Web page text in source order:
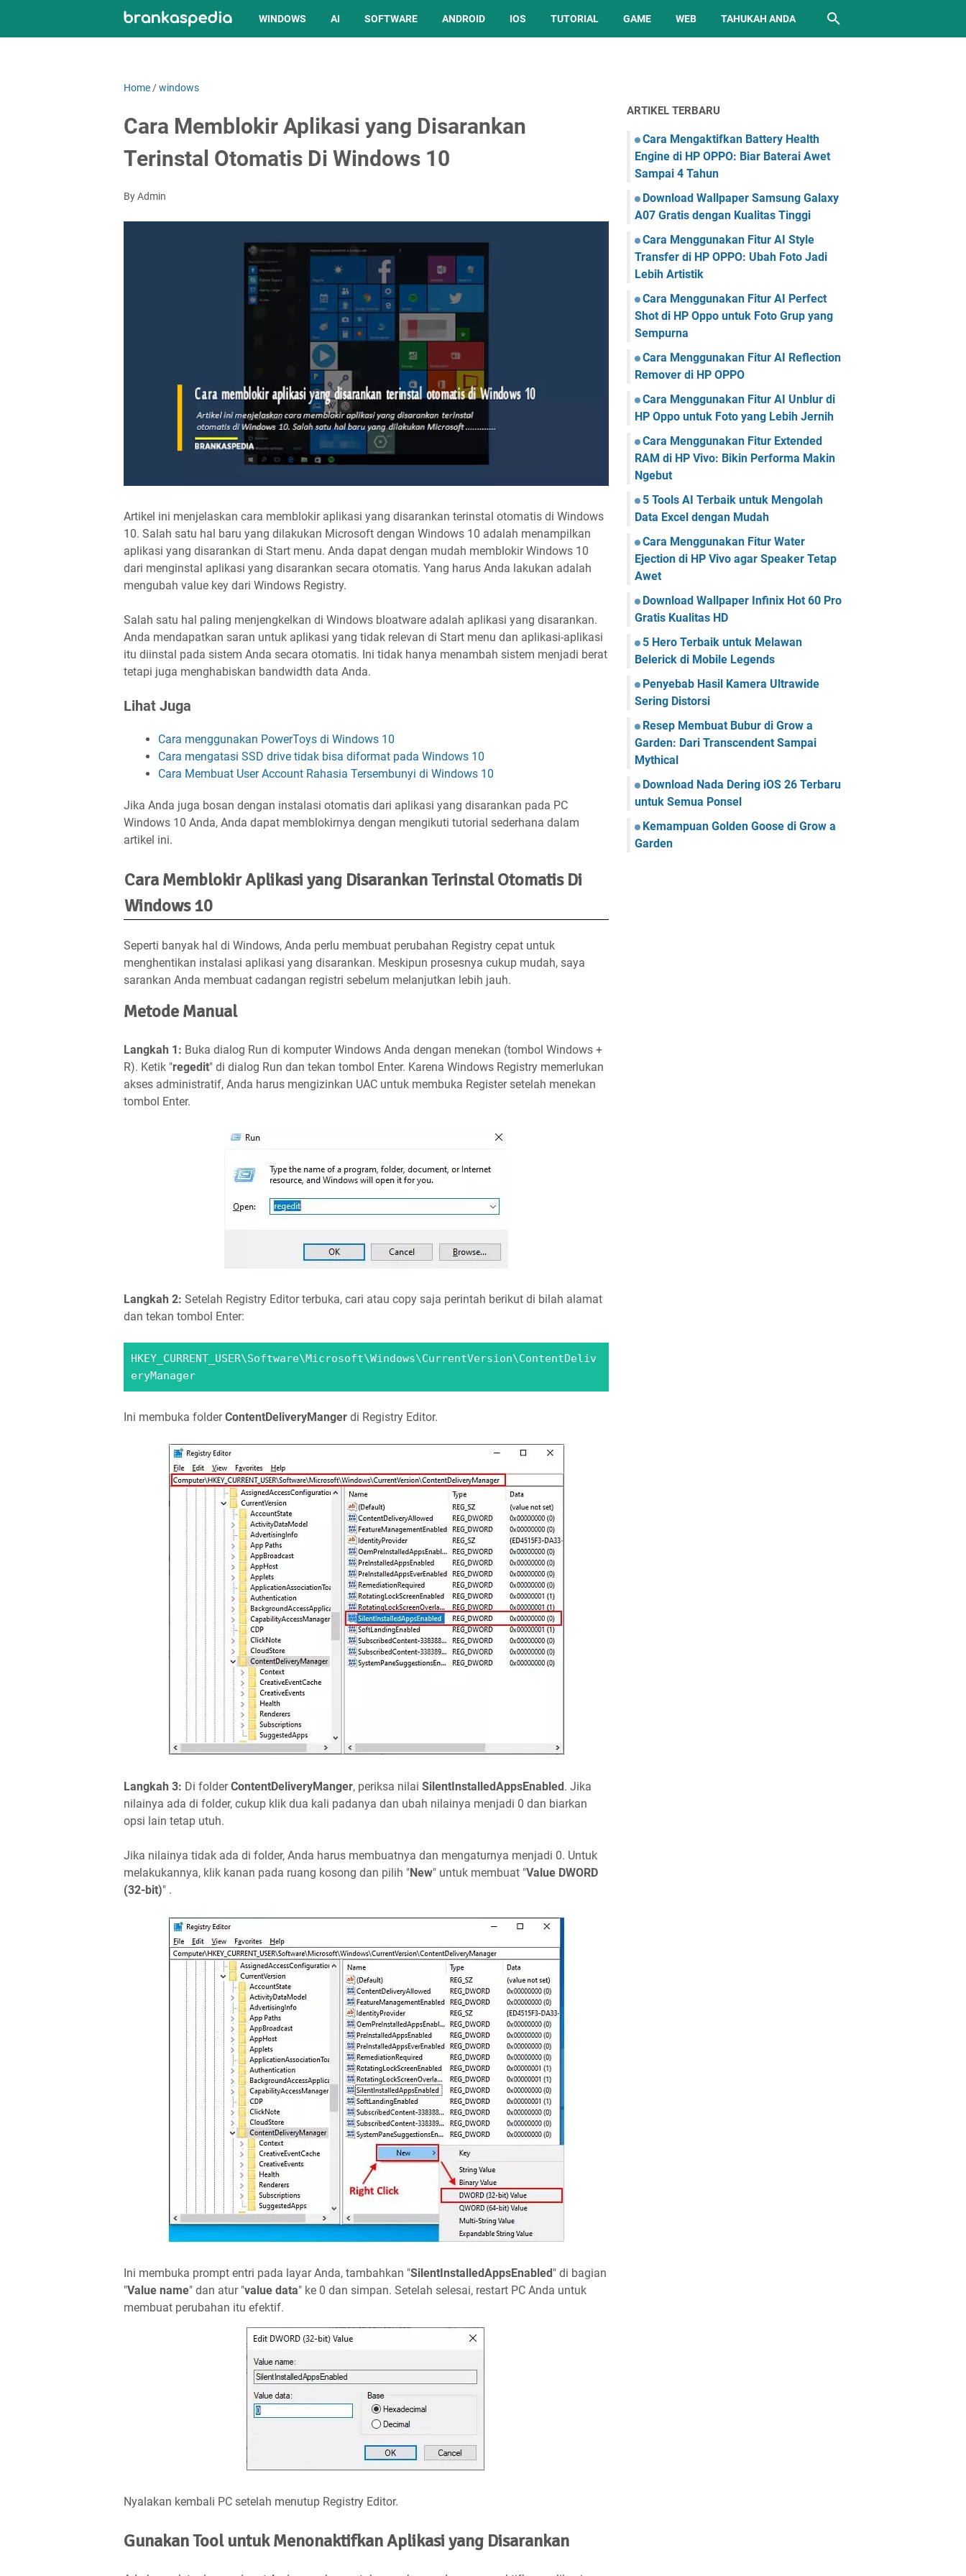
WINDOWS AI SOFTWARE ANDROID IOS TUTORIAL GAME WEB TAHUKAH ANDA
Home /windows
Cara Memblokir Aplikasi yang Disarankan
Terinstal Otomatis Di Windows 10
By Admin
Artikel ini menjelaskan cara memblokir aplikasi yang disarankan terinstal otomatis di Windows
10. Salah satu hal baru yang dilakukan Microsoft dengan Windows 10 adalah menampilkan
aplikasi yang disarankan di Start menu. Anda dapat dengan mudah memblokir Windows 10
dari menginstal aplikasi yang disarankan secara otomatis. Yang harus Anda lakukan adalah
mengubah value key dari Windows Registry.
Salah satu hal paling menjengkelkan di Windows bloatware adalah aplikasi yang disarankan.
Anda mendapatkan saran untuk aplikasi yang tidak relevan di Start menu dan aplikasi-aplikasi
itu diinstal pada sistem Anda secara otomatis. Ini tidak hanya menambah sistem menjadi berat
tetapi juga menghabiskan bandwidth data Anda.
Lihat Juga
Cara menggunakan PowerToys di Windows 10
Cara mengatasi SSD drive tidak bisa diformat pada Windows 10
Cara Membuat User Account Rahasia Tersembunyi di Windows 10
Jika Anda juga bosan dengan instalasi otomatis dari aplikasi yang disarankan pada PC
Windows 10 Anda, Anda dapat memblokirnya dengan mengikuti tutorial sederhana dalam
artikel ini.
Cara Memblokir Aplikasi yang Disarankan Terinstal Otomatis Di
Windows 10
Seperti banyak hal di Windows, Anda perlu membuat perubahan Registry cepat untuk
menghentikan instalasi aplikasi yang disarankan. Meskipun prosesnya cukup mudah, saya
sarankan Anda membuat cadangan registri sebelum melanjutkan lebih jauh.
Metode Manual
Langkah 1: Buka dialog Run di komputer Windows Anda dengan menekan (tombol Windows +
R). Ketik "regedit" di dialog Run dan tekan tombol Enter. Karena Windows Registry memerlukan
akses administratif, Anda harus mengizinkan UAC untuk membuka Register setelah menekan
tombol Enter.
Langkah 2: Setelah Registry Editor terbuka, cari atau copy saja perintah berikut di bilah alamat
dan tekan tombol Enter:
HKEY_CURRENT_USER\Software\Microsoft\Windows\CurrentVersion\ContentDeliv
eryManager
Ini membuka folderContentDeliveryManger di Registry Editor.
Langkah 3: Di folderContentDeliveryManger, periksa nilai SilentInstalledAppsEnabled. Jika
nilainya ada di folder, cukup klik dua kali padanya dan ubah nilainya menjadi 0 dan biarkan
opsi lain tetap utuh.
Jika nilainya tidak ada di folder, Anda harus membuatnya dan mengaturnya menjadi 0. Untuk
melakukannya, klik kanan pada ruang kosong dan pilih "New" untuk membuat "Value DWORD
(32-bit)" .
Ini membuka prompt entri pada layar Anda, tambahkan "SilentInstalledAppsEnabled" di bagian
"Value name" dan atur "value data" ke 0 dan simpan. Setelah selesai, restart PC Anda untuk
membuat perubahan itu efektif.
Nyalakan kembali PC setelah menutup Registry Editor.
Gunakan Tool untuk Menonaktifkan Aplikasi yang Disarankan
ARTIKEL TERBARU
Cara Mengaktifkan Battery Health
Engine di HP OPPO: Biar Baterai Awet
Sampai 4 Tahun
Download Wallpaper Samsung Galaxy
A07 Gratis dengan Kualitas Tinggi
Cara Menggunakan Fitur AI Style
Transfer di HP OPPO: Ubah Foto Jadi
Lebih Artistik
Cara Menggunakan Fitur AI Perfect
Shot di HP Oppo untuk Foto Grup yang
Sempurna
Cara Menggunakan Fitur AI Reflection
Remover di HP OPPO
Cara Menggunakan Fitur AI Unblur di
HP Oppo untuk Foto yang Lebih Jernih
Cara Menggunakan Fitur Extended
RAM di HP Vivo: Bikin Performa Makin
Ngebut
5 Tools AI Terbaik untuk Mengolah
Data Excel dengan Mudah
Cara Menggunakan Fitur Water
Ejection di HP Vivo agar Speaker Tetap
Awet
Download Wallpaper Infinix Hot 60 Pro
Gratis Kualitas HD
5 Hero Terbaik untuk Melawan
Belerick di Mobile Legends
Penyebab Hasil Kamera Ultrawide
Sering Distorsi
Resep Membuat Bubur di Grow a
Garden: Dari Transcendent Sampai
Mythical
Download Nada Dering iOS 26 Terbaru
untuk Semua Ponsel
Kemampuan Golden Goose di Grow a
Garden